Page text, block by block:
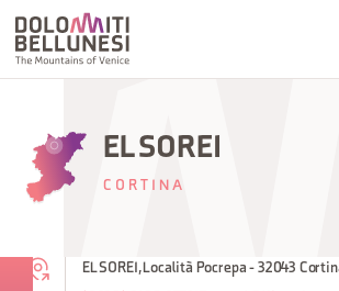
EL SOREI
CORTINA
EL SOREI, Località Pocrepa - 32043